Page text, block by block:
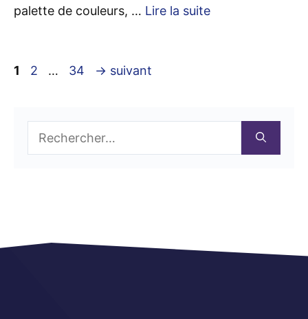
palette de couleurs, … Lire la suite
Page
1 Page
2 … Page
34 → suivant